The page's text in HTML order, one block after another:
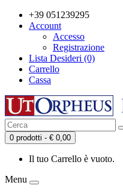
+39 051239295
Account
Accesso
Registrazione
Lista Desideri (0)
Carrello
Cassa
0 prodotti - € 0,00
Il tuo Carrello è vuoto.
Menu